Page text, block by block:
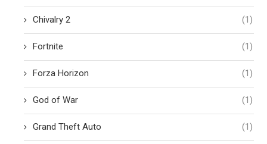
Chivalry 2 (1)
Fortnite (1)
Forza Horizon (1)
God of War (1)
Grand Theft Auto (1)